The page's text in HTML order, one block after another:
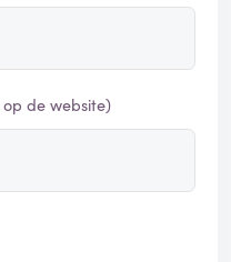
de website)